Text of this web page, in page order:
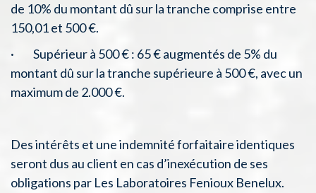
de 10% du montant dû sur la tranche comprise entre
150,01 et 500 €.
· Supérieur à 500 € : 65 € augmentés de 5% du
montant dû sur la tranche supérieure à 500 €, avec un
maximum de 2.000 €.
Des intérêts et une indemnité forfaitaire identiques
seront dus au client en cas d’inexécution de ses
obligations par Les Laboratoires Fenioux Benelux.